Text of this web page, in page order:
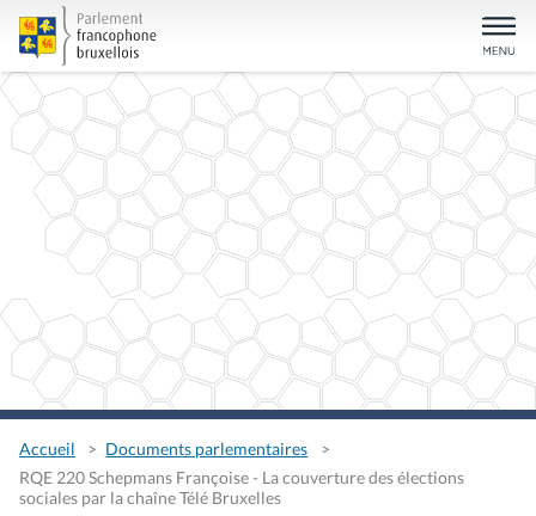
Accueil
Documents parlementaires
RQE 220 Schepmans Françoise - La couverture des élections
sociales par la chaîne Télé Bruxelles